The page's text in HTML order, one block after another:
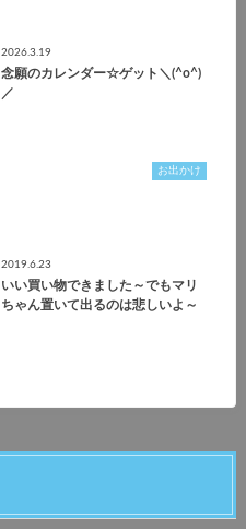
2026.3.19
念願のカレンダー☆ゲット＼(^o^)
／
お出かけ
2019.6.23
いい買い物できました～でもマリ
ちゃん置いて出るのは悲しいよ～